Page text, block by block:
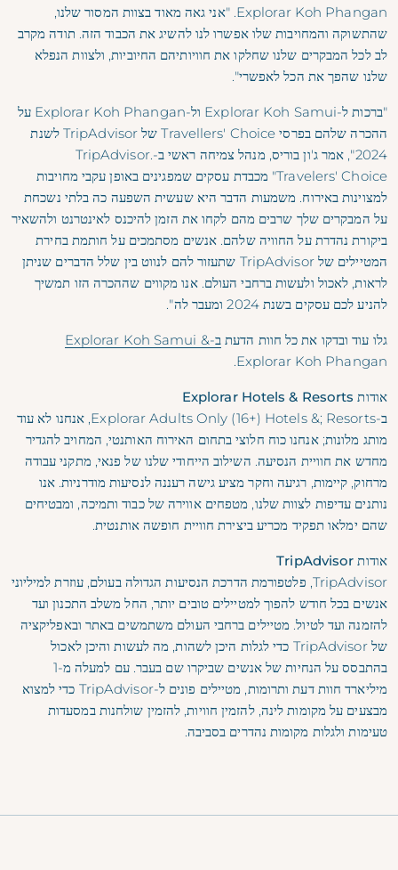
Explorar Koh Phangan. "אני גאה מאוד בצוות המסור שלנו,
שהתשוקה והמחויבות שלו אפשרו לנו להשיג את הכבוד הזה. תודה מקרב
לב לכל המבקרים שלנו שחלקו את חוויותיהם החיוביות, ולצוות הנפלא
שלנו שהפך את הכל לאפשרי".
"ברכות ל-Explorar Koh Samui ול-Explorar Koh Phangan על
ההכרה שלהם בפרסי Travellers' Choice של TripAdvisor לשנת
2024", אמר ג'ון בוריס, מנהל צמיחה ראשי ב-TripAdvisor.
"Travelers' Choice מכבדת עסקים שמפגינים באופן עקבי מחויבות
למצוינות באירוח. משמעות הדבר היא שעשית השפעה כה בלתי נשכחת
על המבקרים שלך שרבים מהם לקחו את הזמן להיכנס לאינטרנט ולהשאיר
ביקורת נהדרת על החוויה שלהם. אנשים מסתמכים על חותמת בחירת
המטיילים של TripAdvisor שתעזור להם לנווט בין שלל הדברים שניתן
לראות, לאכול ולעשות ברחבי העולם. אנו מקווים שההכרה הזו תמשיך
להניע לכם עסקים בשנת 2024 ומעבר לה".
גלו עוד ובדקו את כל חוות הדעתב-Explorar Koh Samui&
Explorar Koh Phangan
.
אודות Explorar Hotels & Resorts
ב-Explorar Adults Only (16+) Hotels &; Resorts, אנחנו לא עוד
מותג מלונות; אנחנו כוח חלוצי בתחום האירוח האותנטי, המחויב להגדיר
מחדש את חוויית הנסיעה. השילוב הייחודי שלנו של פנאי, מתקני עבודה
מרחוק, קיימות, רגיעה וחקר מציע גישה רעננה לנסיעות מודרניות. אנו
נותנים עדיפות לצוות שלנו, מטפחים אווירה של כבוד ותמיכה, ומבטיחים
שהם ימלאו תפקיד מכריע ביצירת חוויית חופשה אותנטית.
אודות TripAdvisor
TripAdvisor, פלטפורמת הדרכת הנסיעות הגדולה בעולם, עוזרת למיליוני
אנשים בכל חודש להפוך למטיילים טובים יותר, החל משלב התכנון ועד
להזמנה ועד לטיול. מטיילים ברחבי העולם משתמשים באתר ובאפליקציה
של TripAdvisor כדי לגלות היכן לשהות, מה לעשות והיכן לאכול
בהתבסס על הנחיות של אנשים שביקרו שם בעבר. עם למעלה מ-1
מיליארד חוות דעת ותרומות, מטיילים פונים ל-TripAdvisor כדי למצוא
מבצעים על מקומות לינה, להזמין חוויות, להזמין שולחנות במסעדות
טעימות ולגלות מקומות נהדרים בסביבה.